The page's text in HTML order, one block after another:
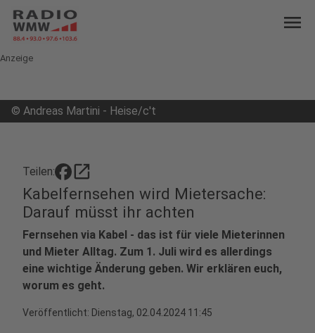
menu
Anzeige
© Andreas Martini - Heise/c't
Teilen: open_in_new
Kabelfernsehen wird Mietersache:
Darauf müsst ihr achten
Fernsehen via Kabel - das ist für viele Mieterinnen
und Mieter Alltag. Zum 1. Juli wird es allerdings
eine wichtige Änderung geben. Wir erklären euch,
worum es geht.
Veröffentlicht: Dienstag, 02.04.2024 11:45